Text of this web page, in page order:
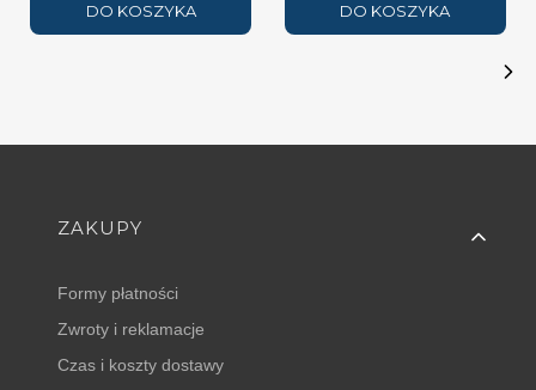
DO KOSZYKA DO KOSZYKA
Linki w stopce
ZAKUPY
Formy płatności
Zwroty i reklamacje
Czas i koszty dostawy